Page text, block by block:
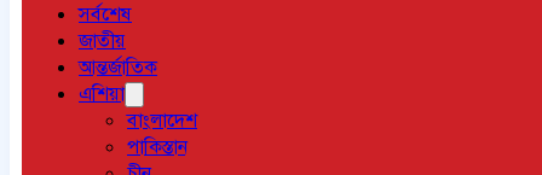
সর্বশেষ
জাতীয়
আন্তর্জাতিক
এশিয়া
বাংলাদেশ
পাকিস্তান